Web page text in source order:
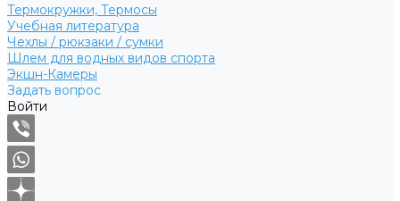
Термокружки, Термосы
Учебная литература
Чехлы / рюкзаки / сумки
Шлем для водных видов спорта
Экшн-Камеры
Задать вопрос
Войти